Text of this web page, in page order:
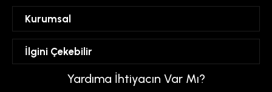
Hesabım
Favorilerim
Kurumsal
Mesafeli Satış Sözleşmesi
Üyelik Sözleşmesi
Gizlilik ve Güvenlik Politikası
İlgini Çekebilir
Yardıma İhtiyacın Var Mı?